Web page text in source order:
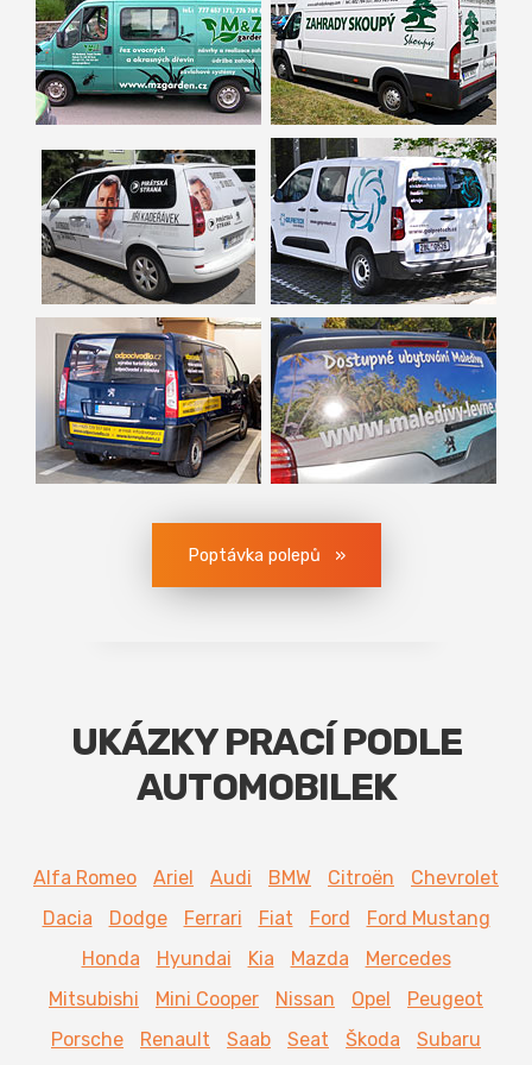
Poptávka polepů
UKÁZKY PRACÍ PODLE
AUTOMOBILEK
Alfa Romeo Ariel Audi BMW Citroën
Chevrolet
Dacia
Dodge Ferrari Fiat Ford
Ford Mustang
Honda
Hyundai Kia Mazda
Mercedes
Mitsubishi
Mini Cooper Nissan Opel
Peugeot
Porsche
Renault Saab Seat Škoda
Subaru